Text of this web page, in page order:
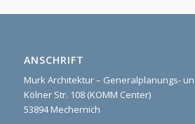
ANSCHRIFT
Murk Architektur – Generalplanungs-
Kölner Str. 108 (KOMM Center)
53894 Mechernich